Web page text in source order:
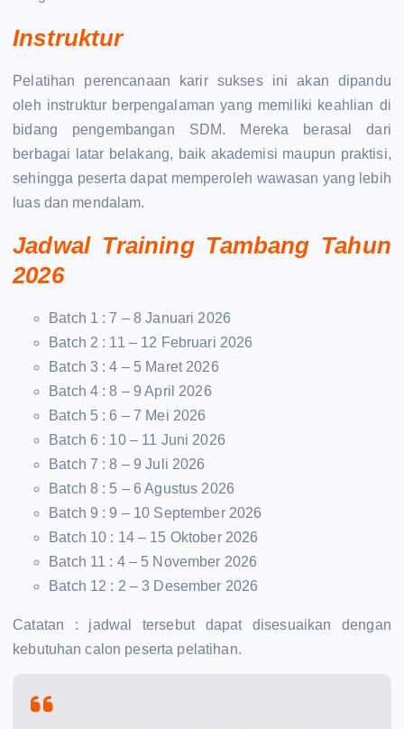
Instruktur
Pelatihan perencanaan karir sukses ini akan dipandu
oleh instruktur berpengalaman yang memiliki keahlian di
bidang pengembangan SDM. Mereka berasal dari
berbagai latar belakang, baik akademisi maupun praktisi,
sehingga peserta dapat memperoleh wawasan yang lebih
luas dan mendalam.
Jadwal Training Tambang Tahun
2026
Batch 1 : 7 – 8 Januari 2026
Batch 2 : 11 – 12 Februari 2026
Batch 3 : 4 – 5 Maret 2026
Batch 4 : 8 – 9 April 2026
Batch 5 : 6 – 7 Mei 2026
Batch 6 : 10 – 11 Juni 2026
Batch 7 : 8 – 9 Juli 2026
Batch 8 : 5 – 6 Agustus 2026
Batch 9 : 9 – 10 September 2026
Batch 10 : 14 – 15 Oktober 2026
Batch 11 : 4 – 5 November 2026
Batch 12 : 2 – 3 Desember 2026
Catatan : jadwal tersebut dapat disesuaikan dengan
kebutuhan calon peserta pelatihan.